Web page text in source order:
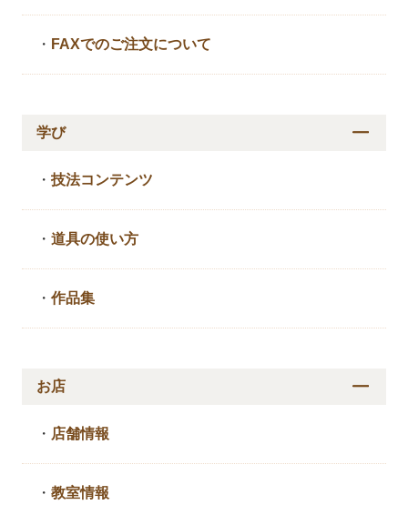
・ FAXでのご注文について
学び
・技法コンテンツ
・道具の使い方
・作品集
お店
・ 店舗情報
・教室情報